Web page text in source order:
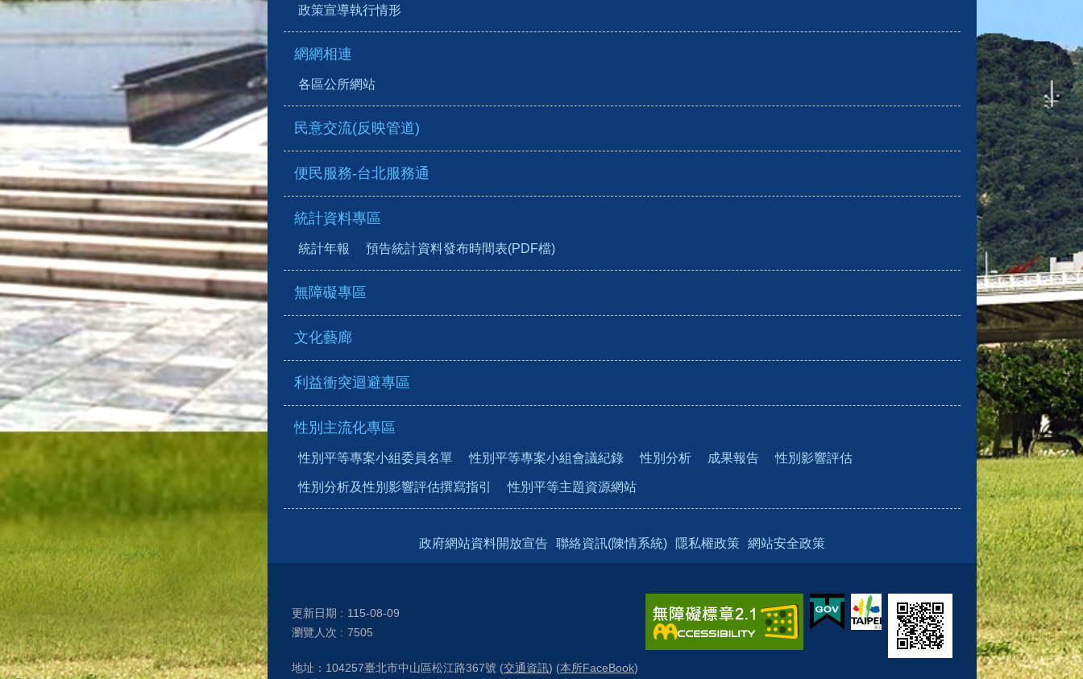
政策宣導執行情形
網網相連
各區公所網站
民意交流(反映管道)
便民服務-台北服務通
統計資料專區
統計年報 預告統計資料發布時間表(PDF檔)
無障礙專區
文化藝廊
利益衝突迴避專區
性別主流化專區
性別平等專案小組委員名單 性別平等專案小組會議紀錄 性別分析 成果報告 性別影響評估
性別分析及性別影響評估撰寫指引 性別平等主題資源網站
政府網站資料開放宣告 聯絡資訊(陳情系統) 隱私權政策 網站安全政策
更新日期
115-08-09
瀏覽人次
7505
地址：104257臺北市中山區松江路367號 (交通資訊) (本所FaceBook)